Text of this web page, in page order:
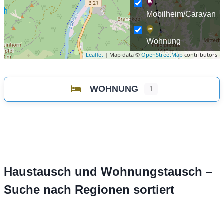
Leaflet | Map data © OpenStreetMap contributors
Mobilheim/Caravan
Wohnung
WOHNUNG 1
Haustausch und Wohnungstausch –
Suche nach Regionen sortiert